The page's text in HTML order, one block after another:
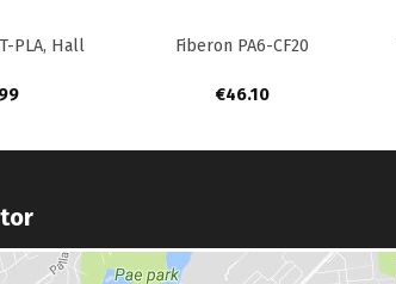
PLA, Hall Fiberon PA6-CF20
€46.10